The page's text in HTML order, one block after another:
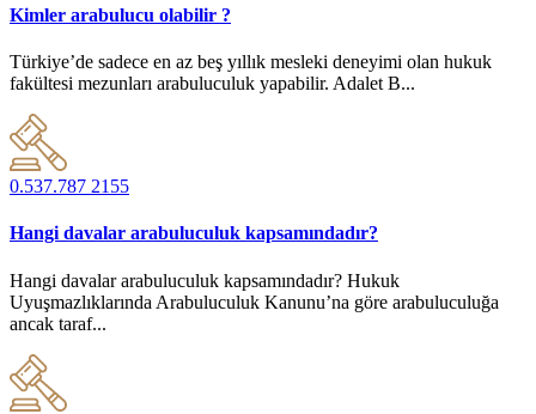
Kimler arabulucu olabilir ?
Türkiye’de sadece en az beş yıllık mesleki deneyimi olan hukuk
fakültesi mezunları arabuluculuk yapabilir. Adalet B...
0.537.787 2155
Hangi davalar arabuluculuk kapsamındadır?
Hangi davalar arabuluculuk kapsamındadır? Hukuk
Uyuşmazlıklarında Arabuluculuk Kanunu’na göre arabuluculuğa
ancak taraf...